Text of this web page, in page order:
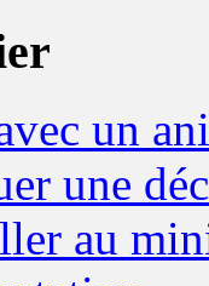
un
une
au